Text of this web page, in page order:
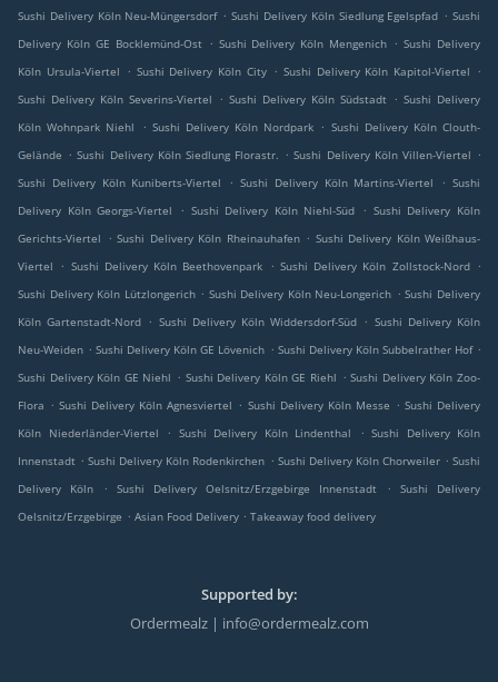
Sushi Delivery Köln Neu-Müngersdorf . Sushi Delivery Köln Siedlung Egelspfad . Sushi
Delivery Köln GE Bocklemünd-Ost . Sushi Delivery Köln Mengenich . Sushi Delivery
Köln Ursula-Viertel
. Sushi Delivery Köln City . Sushi Delivery Köln Kapitol-Viertel
.
Sushi Delivery Köln Severins-Viertel
. Sushi Delivery Köln Südstadt . Sushi Delivery
Köln Wohnpark Niehl
. Sushi Delivery Köln Nordpark . Sushi Delivery Köln Clouth-
Gelände . Sushi Delivery Köln Siedlung Florastr. . Sushi Delivery Köln Villen-Viertel .
Sushi Delivery Köln Kuniberts-Viertel
. Sushi Delivery Köln Martins-Viertel . Sushi
Delivery Köln Georgs-Viertel
. Sushi Delivery Köln Niehl-Süd . Sushi Delivery Köln
Gerichts-Viertel
. Sushi Delivery Köln Rheinauhafen . Sushi Delivery Köln Weißhaus-
Viertel
. Sushi Delivery Köln Beethovenpark . Sushi Delivery Köln Zollstock-Nord .
Sushi Delivery Köln Lützlongerich . Sushi Delivery Köln Neu-Longerich . Sushi Delivery
Köln Gartenstadt-Nord . Sushi Delivery Köln Widdersdorf-Süd . Sushi Delivery Köln
Neu-Weiden . Sushi Delivery Köln GE Lövenich . Sushi Delivery Köln Subbelrather Hof .
Sushi Delivery Köln GE Niehl . Sushi Delivery Köln GE Riehl . Sushi Delivery Köln Zoo-
Flora . Sushi Delivery Köln Agnesviertel . Sushi Delivery Köln Messe . Sushi Delivery
Köln Niederländer-Viertel
. Sushi Delivery Köln Lindenthal . Sushi Delivery Köln
Innenstadt . Sushi Delivery Köln Rodenkirchen . Sushi Delivery Köln Chorweiler . Sushi
Delivery Köln
. Sushi Delivery Oelsnitz/Erzgebirge Innenstadt .
Sushi Delivery
Oelsnitz/Erzgebirge . Asian Food Delivery . Takeaway food delivery
Supported by:
Ordermealz | info@ordermealz.com